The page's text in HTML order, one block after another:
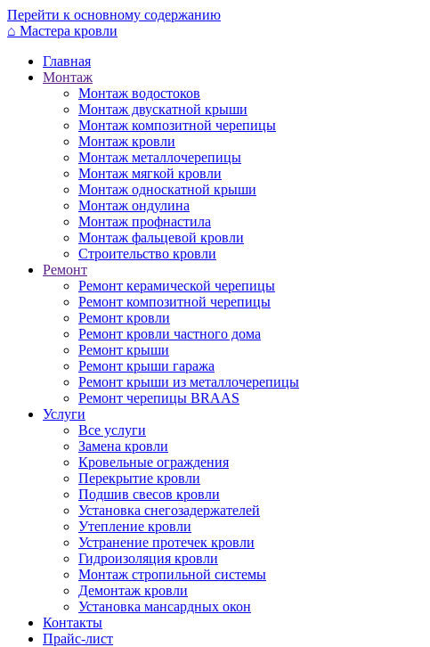
Перейти к основному содержанию
⌂ Мастера кровли
Главная
Монтаж
Монтаж водостоков
Монтаж двускатной крыши
Монтаж композитной черепицы
Монтаж кровли
Монтаж металлочерепицы
Монтаж мягкой кровли
Монтаж односкатной крыши
Монтаж ондулина
Монтаж профнастила
Монтаж фальцевой кровли
Строительство кровли
Ремонт
Ремонт керамической черепицы
Ремонт композитной черепицы
Ремонт кровли
Ремонт кровли частного дома
Ремонт крыши
Ремонт крыши гаража
Ремонт крыши из металлочерепицы
Ремонт черепицы BRAAS
Услуги
Все услуги
Замена кровли
Кровельные ограждения
Перекрытие кровли
Подшив свесов кровли
Установка снегозадержателей
Утепление кровли
Устранение протечек кровли
Гидроизоляция кровли
Монтаж стропильной системы
Демонтаж кровли
Установка мансардных окон
Контакты
Прайс-лист